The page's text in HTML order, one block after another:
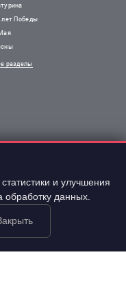
лет Победы
разделы
и улучшения
данных.